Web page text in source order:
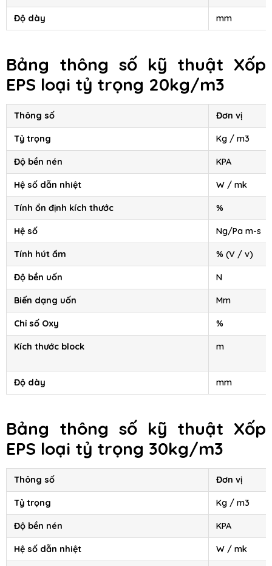
Độ dày mm
Bảng thông số kỹ thuật Xốp
EPS loại tỷ trọng 20kg/m3
Thông số Đơn vị
Tỷ trọng Kg / m3
Độ bền nén KPA
Hệ số dẫn nhiệt W / mk
Tính ổn định kích thước %
Hệ số Ng/Pa m-s
Tính hút ẩm % (V / v)
Độ bền uốn N
Biến dạng uốn Mm
Chỉ số Oxy %
Kích thước block m
Độ dày mm
Bảng thông số kỹ thuật Xốp
EPS loại tỷ trọng 30kg/m3
Thông số Đơn vị
Tỷ trọng Kg / m3
Độ bền nén KPA
Hệ số dẫn nhiệt W / mk